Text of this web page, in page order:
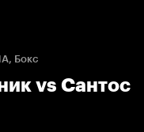
Бокс
vs Сантос